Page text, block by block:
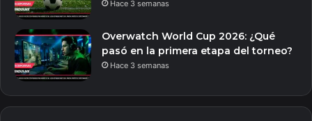
Hace 3 semanas
Overwatch World Cup 2026: ¿Qué
pasó en la primera etapa del torneo?
Hace 3 semanas